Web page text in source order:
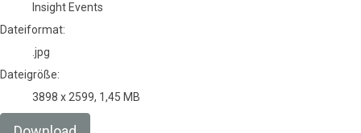
Insight Events
Dateiformat:
.jpg
Dateigröße:
3898 x 2599, 1,45 MB